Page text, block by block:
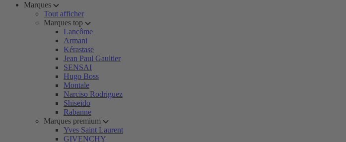
Marques
Tout afficher
Marques top
Lancôme
Armani
Kérastase
Jean Paul Gaultier
SENSAI
Hugo Boss
Montale
Narciso Rodriguez
Shiseido
Rabanne
Marques premium
Yves Saint Laurent
GIVENCHY